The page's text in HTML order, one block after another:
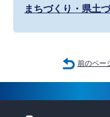
まちづくり・県土
前のペー